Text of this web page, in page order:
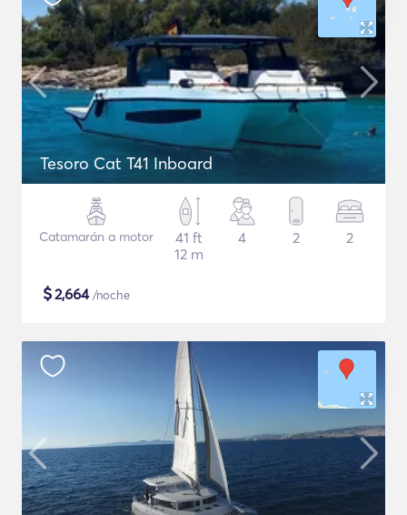
Tesoro Cat T41 Inboard
Catamarán a motor
41 ft
12 m
4 2 2
$2,664/noche